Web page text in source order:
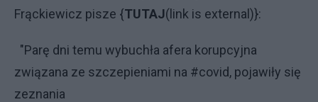
Frąckiewicz pisze {TUTAJ(link is external)}:
"Parę dni temu wybuchła afera korupcyjna
związana ze szczepieniami na #covid, pojawiły się
zeznania